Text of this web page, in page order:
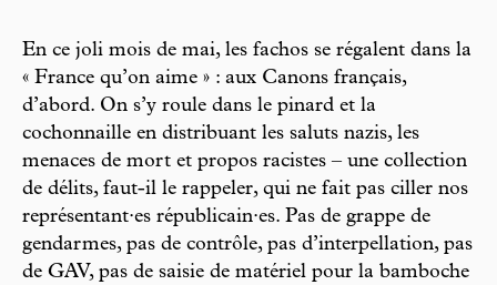
En ce joli mois de mai, les fachos se régalent dans la
« France qu’on aime » : aux Canons français,
d’abord. On s’y roule dans le pinard et la
cochonnaille en distribuant les saluts nazis, les
menaces de mort et propos racistes – une collection
de délits, faut-il le rappeler, qui ne fait pas ciller nos
représentant·es républicain·es. Pas de grappe de
gendarmes, pas de contrôle, pas d’interpellation, pas
de GAV, pas de saisie de matériel pour la bamboche